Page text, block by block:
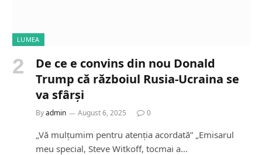
LUMEA
De ce e convins din nou Donald
Trump că războiul Rusia-Ucraina se
va sfârși
Byadmin August 6, 2025 0
„Vă mulțumim pentru atenția acordată” „Emisarul
meu special, Steve Witkoff, tocmai a…